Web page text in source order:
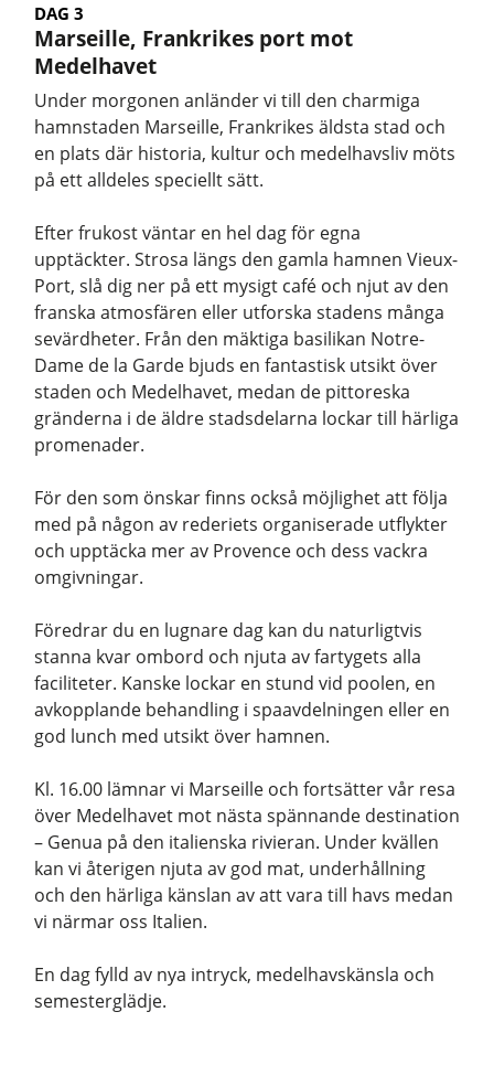
DAG 3
Marseille, Frankrikes port mot
Medelhavet
Under morgonen anländer vi till den charmiga
hamnstaden Marseille, Frankrikes äldsta stad och
en plats där historia, kultur och medelhavsliv möts
på ett alldeles speciellt sätt.
Efter frukost väntar en hel dag för egna
upptäckter. Strosa längs den gamla hamnen Vieux-
Port, slå dig ner på ett mysigt café och njut av den
franska atmosfären eller utforska stadens många
sevärdheter. Från den mäktiga basilikan Notre-
Dame de la Garde bjuds en fantastisk utsikt över
staden och Medelhavet, medan de pittoreska
gränderna i de äldre stadsdelarna lockar till härliga
promenader.
För den som önskar finns också möjlighet att följa
med på någon av rederiets organiserade utflykter
och upptäcka mer av Provence och dess vackra
omgivningar.
Föredrar du en lugnare dag kan du naturligtvis
stanna kvar ombord och njuta av fartygets alla
faciliteter. Kanske lockar en stund vid poolen, en
avkopplande behandling i spaavdelningen eller en
god lunch med utsikt över hamnen.
Kl. 16.00 lämnar vi Marseille och fortsätter vår resa
över Medelhavet mot nästa spännande destination
– Genua på den italienska rivieran. Under kvällen
kan vi återigen njuta av god mat, underhållning
och den härliga känslan av att vara till havs medan
vi närmar oss Italien.
En dag fylld av nya intryck, medelhavskänsla och
semesterglädje.